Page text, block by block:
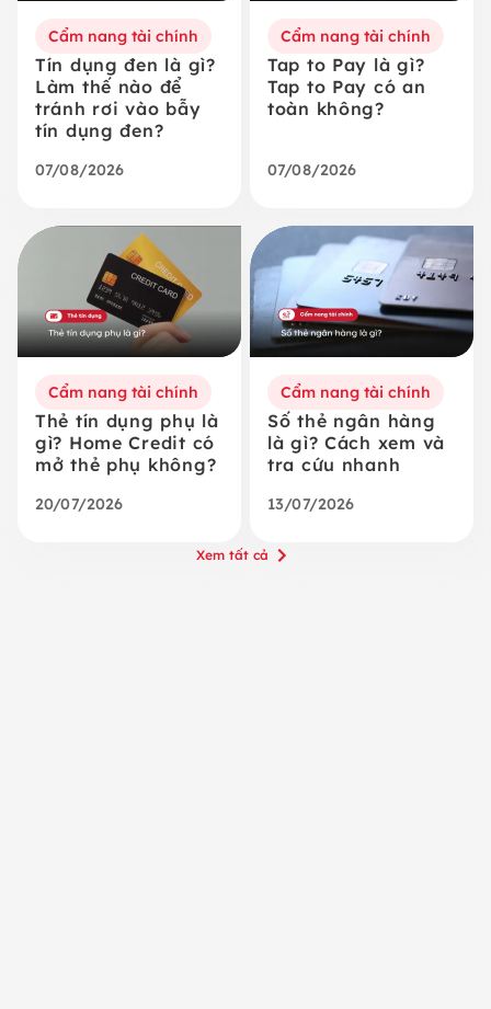
Cẩm nang tài chính
Tín dụng đen là gì?
Làm thế nào để
tránh rơi vào bẫy
tín dụng đen?
07/08/2026
Cẩm nang tài chính
Tap to Pay là gì?
Tap to Pay có an
toàn không?
07/08/2026
Cẩm nang tài chính
Thẻ tín dụng phụ là
gì? Home Credit có
mở thẻ phụ không?
20/07/2026
Cẩm nang tài chính
Số thẻ ngân hàng
là gì? Cách xem và
tra cứu nhanh
13/07/2026
Xem tất cả